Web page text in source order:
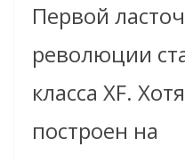
Первой
революции
класса XF.
построен на